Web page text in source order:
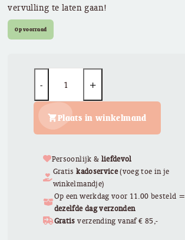
€ 18,50.
vervulling te laten gaan!
Op voorraad
Plaats in winkelmand
Persoonlijk & liefdevol
Gratiskadoservice(voeg toe in je
winkelmandje)
Op een werkdag voor 11.00 besteld =
dezelfde dag verzonden
Gratis verzending vanaf € 85,-